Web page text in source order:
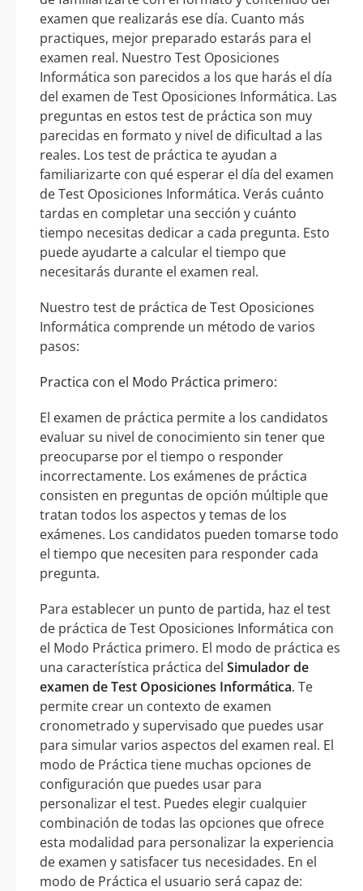
examen que realizarás ese día. Cuanto más
practiques, mejor preparado estarás para el
examen real. Nuestro Test Oposiciones
Informática son parecidos a los que harás el día
del examen de Test Oposiciones Informática. Las
preguntas en estos test de práctica son muy
parecidas en formato y nivel de dificultad a las
reales. Los test de práctica te ayudan a
familiarizarte con qué esperar el día del examen
de Test Oposiciones Informática. Verás cuánto
tardas en completar una sección y cuánto
tiempo necesitas dedicar a cada pregunta. Esto
puede ayudarte a calcular el tiempo que
necesitarás durante el examen real.
Nuestro test de práctica de Test Oposiciones
Informática comprende un método de varios
pasos:
Practica con el Modo Práctica primero:
El examen de práctica permite a los candidatos
evaluar su nivel de conocimiento sin tener que
preocuparse por el tiempo o responder
incorrectamente. Los exámenes de práctica
consisten en preguntas de opción múltiple que
tratan todos los aspectos y temas de los
exámenes. Los candidatos pueden tomarse todo
el tiempo que necesiten para responder cada
pregunta.
Para establecer un punto de partida, haz el test
de práctica de Test Oposiciones Informática con
el Modo Práctica primero. El modo de práctica es
una característica práctica del Simulador de
examen de Test Oposiciones Informática. Te
permite crear un contexto de examen
cronometrado y supervisado que puedes usar
para simular varios aspectos del examen real. El
modo de Práctica tiene muchas opciones de
configuración que puedes usar para
personalizar el test. Puedes elegir cualquier
combinación de todas las opciones que ofrece
esta modalidad para personalizar la experiencia
de examen y satisfacer tus necesidades. En el
modo de Práctica el usuario será capaz de: